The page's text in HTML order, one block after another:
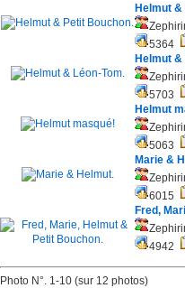
Helmut &
5364
Helmut &
5703
Helmut
5063
Marie &
6015
Fred,
4942
Photo N°. 1-10 (sur 12 photos)